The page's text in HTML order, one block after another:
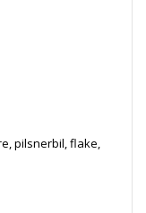
pilsnerbil, flake,